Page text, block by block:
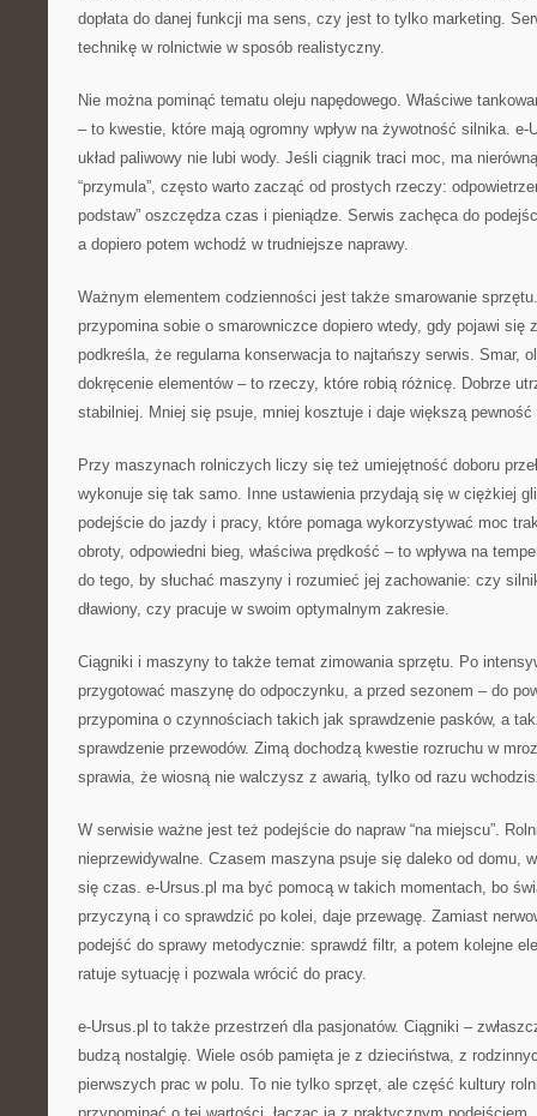
dopłata do danej funkcji ma sens, czy jest to tylko marketing.
technikę w rolnictwie w sposób realistyczny.
Nie można pominąć tematu oleju napędowego. Właściwe
– to kwestie, które mają ogromny wpływ na żywotność silnika. e-
układ paliwowy nie lubi wody. Jeśli ciągnik traci moc, ma
“przymula”, często warto zacząć od prostych rzeczy:
podstaw” oszczędza czas i pieniądze. Serwis zachęca do
a dopiero potem wchodź w trudniejsze naprawy.
Ważnym elementem codzienności jest także smarowanie
przypomina sobie o smarowniczce dopiero wtedy, gdy pojawi się
podkreśla, że regularna konserwacja to najtańszy serwis. Smar,
dokręcenie elementów – to rzeczy, które robią różnicę. Dobrze
stabilniej. Mniej się psuje, mniej kosztuje i daje większą pewność
Przy maszynach rolniczych liczy się też umiejętność doboru
wykonuje się tak samo. Inne ustawienia przydają się w ciężkiej
podejście do jazdy i pracy, które pomaga wykorzystywać moc
obroty, odpowiedni bieg, właściwa prędkość – to wpływa na
do tego, by słuchać maszyny i rozumieć jej zachowanie: czy
dławiony, czy pracuje w swoim optymalnym zakresie.
Ciągniki i maszyny to także temat zimowania sprzętu. Po
przygotować maszynę do odpoczynku, a przed sezonem – do
przypomina o czynnościach takich jak sprawdzenie pasków, a
sprawdzenie przewodów. Zimą dochodzą kwestie rozruchu w
sprawia, że wiosną nie walczysz z awarią, tylko od razu
W serwisie ważne jest też podejście do napraw “na miejscu”.
nieprzewidywalne. Czasem maszyna psuje się daleko od domu,
się czas. e-Ursus.pl ma być pomocą w takich momentach, bo
przyczyną i co sprawdzić po kolei, daje przewagę. Zamiast
podejść do sprawy metodycznie: sprawdź filtr, a potem kolejne
ratuje sytuację i pozwala wrócić do pracy.
e-Ursus.pl to także przestrzeń dla pasjonatów. Ciągniki –
budzą nostalgię. Wiele osób pamięta je z dzieciństwa, z
pierwszych prac w polu. To nie tylko sprzęt, ale część kultury